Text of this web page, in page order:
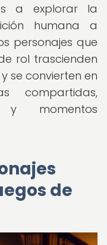
a explorar la
humana a
personajes que
rol trascienden
se convierten en
compartidas,
y momentos
de